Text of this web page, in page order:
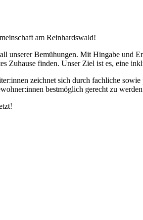
am Reinhardswald!
unserer Bemühungen. Mit Hingabe und
Zuhause finden. Unser Ziel ist es, eine
zeichnet sich durch fachliche
bestmöglich gerecht zu